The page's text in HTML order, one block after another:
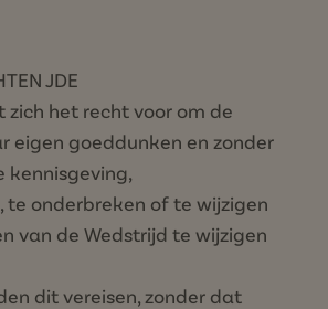
JDE
zich het recht voor om de
eigen goeddunken en zonder
te onderbreken of te wijzigen
van de Wedstrijd te wijzigen
dit vereisen, zonder dat